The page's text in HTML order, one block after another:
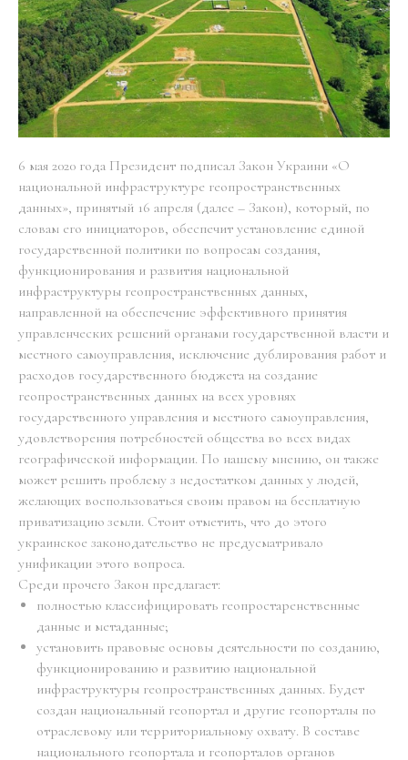
6 мая 2020 года Президент подписал Закон Украини «О
национальной инфраструктуре геопространственных
данных», принятый 16 апреля (далее – Закон), который, по
словам его инициаторов, обеспечит установление единой
государственной политики по вопросам создания,
функционирования и развития национальной
инфраструктуры геопространственных данных,
направленной на обеспечение эффективного принятия
управленческих решений органами государственной власти и
местного самоуправления, исключение дублирования работ и
расходов государственного бюджета на создание
геопространственных данных на всех уровнях
государственного управления и местного самоуправления,
удовлетворения потребностей общества во всех видах
географической информации. По нашему мнению, он также
может решить проблему з недостатком данных у людей,
желающих воспользоваться своим правом на бесплатную
приватизацию земли. Стоит отметить, что до этого
украинское законодательство не предусматривало
унификации этого вопроса.
Среди прочего Закон предлагает:
полностью классифицировать геопростаренственные
данные и метаданные;
установить правовые основы деятельности по созданию,
функционированию и развитию национальной
инфраструктуры геопространственных данных. Будет
создан национальный геопортал и другие геопорталы по
отраслевому или территориальному охвату. В составе
национального геопортала и геопорталов органов